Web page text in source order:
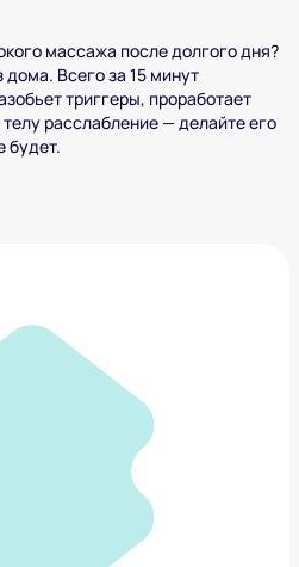
массажа после долгого дня?
Всего за 15 минут
триггеры, проработает
расслабление — делайте его
будет.
глаз Mijia Smart Eye